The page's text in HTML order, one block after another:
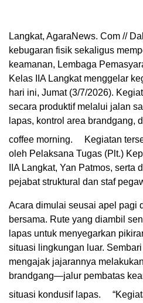
Langkat, AgaraNews. Com //
kebugaran fisik sekaligus
keamanan, Lembaga
Kelas IIA Langkat menggelar
hari ini, Jumat (3/7/2026).
secara produktif melalui jalan
lapas, kontrol area brandgang,
coffee morning.
Kegiatan
oleh Pelaksana Tugas (Plt.)
IIA Langkat, Yan Patmos,
pejabat struktural dan staf
Acara dimulai seusai apel pagi
bersama. Rute yang diambil
lapas untuk menyegarkan
situasi lingkungan luar.
mengajak jajarannya
brandgang—jalur pembatas
situasi kondusif lapas.